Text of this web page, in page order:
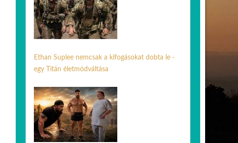
Ethan Suplee nemcsak a kifogásokat dobta le -
egy Titán életmódváltása